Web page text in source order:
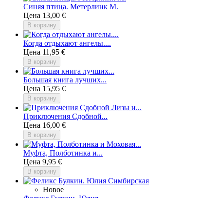
Синяя птица. Метерлинк М.
Цена 13,00 €
В корзину
Когда отдыхают ангелы....
Цена 11,95 €
В корзину
Большая книга лучших...
Цена 15,95 €
В корзину
Приключения Сдобной...
Цена 16,00 €
В корзину
Муфта, Полботинка и...
Цена 9,95 €
В корзину
Новое